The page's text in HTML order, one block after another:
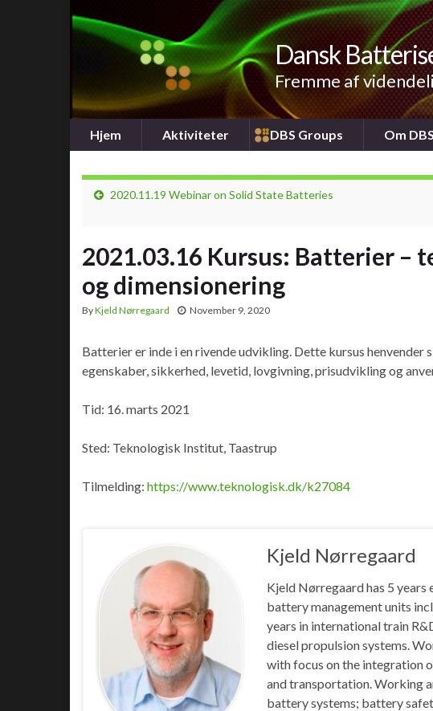
Dansk
Fremme af
Hjem Aktiviteter DBS Groups Om DBS
2020.11.19 Webinar on Solid State Batteries
2021.03.16 Kursus: Batterier –
og dimensionering
ByKjeld Nørregaard November 9, 2020
Batterier er inde i en rivende udvikling. Dette kursus henvender
egenskaber, sikkerhed, levetid, lovgivning, prisudvikling og
Tid: 16. marts 2021
Sted: Teknologisk Institut, Taastrup
Tilmelding: https://www.teknologisk.dk/k27084
Kjeld Nørregaard
Kjeld Nørregaard has 5
battery management units
years in international train
diesel propulsion systems.
with focus on the integration
and transportation. Working
battery systems; battery